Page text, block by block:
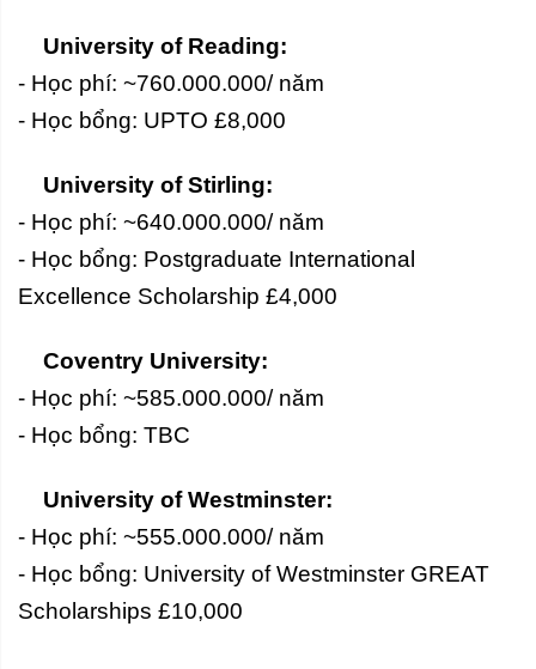
University of Reading:
- Học phí: ~760.000.000/ năm
- Học bổng: UPTO £8,000
University of Stirling:
- Học phí: ~640.000.000/ năm
- Học bổng: Postgraduate International
Excellence Scholarship £4,000
Coventry University:
- Học phí: ~585.000.000/ năm
- Học bổng: TBC
University of Westminster:
- Học phí: ~555.000.000/ năm
- Học bổng: University of Westminster GREAT
Scholarships £10,000